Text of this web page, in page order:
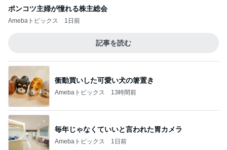
Amebaトピックス 13時間前
毎年じゃなくていいと言われた胃カメラ
Amebaトピックス 1日前
お寿司屋さんでの10人での食事会
Amebaトピックス 13時間前